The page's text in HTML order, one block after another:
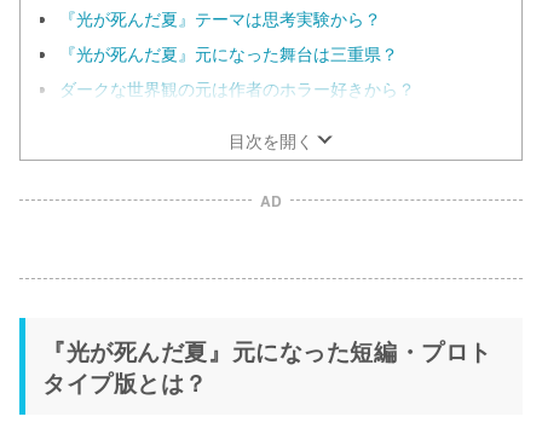
『光が死んだ夏』テーマは思考実験から？
『光が死んだ夏』元になった舞台は三重県？
ダークな世界観の元は作者のホラー好きから？
目次を開く
AD
『光が死んだ夏』元になった短編・プロト
タイプ版とは？